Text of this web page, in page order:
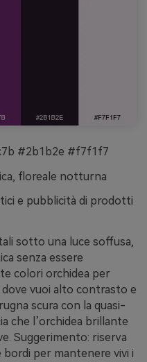
#2b1b2e #f7f1f7
floreale notturna
e pubblicità di prodotti
sotto una luce soffusa,
senza essere
colori orchidea per
vuoi alto contrasto e
scura con la quasi-
che l’orchidea brillante
Suggerimento: riserva
per mantenere vivi i